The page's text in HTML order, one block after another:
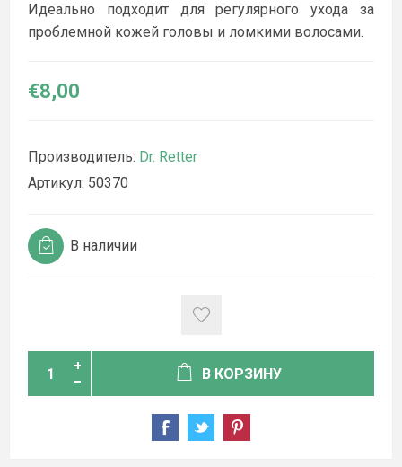
Идеально подходит для регулярного ухода за
проблемной кожей головы и ломкими волосами.
€8,00
Производитель: Dr. Retter
Артикул: 50370
В наличии
В КОРЗИНУ